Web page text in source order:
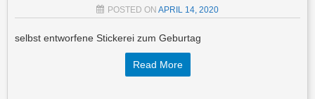
POSTED ON APRIL 14, 2020
selbst entworfene Stickerei zum Geburtag
Read More